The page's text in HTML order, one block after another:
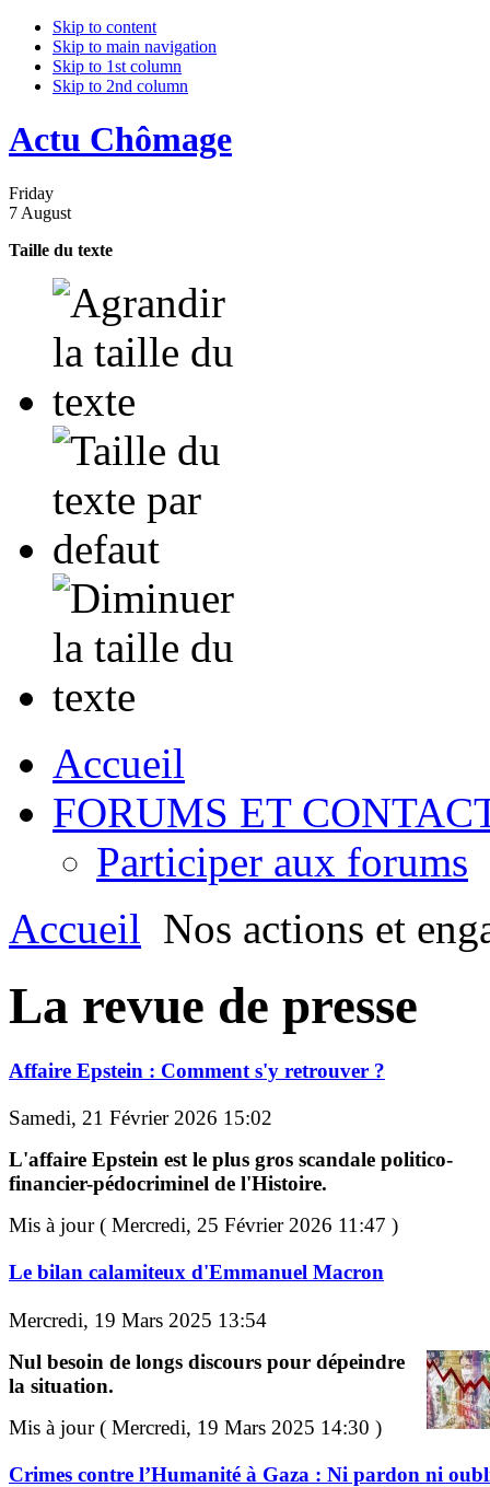
Skip to content
Skip to main navigation
Skip to 1st column
Skip to 2nd column
Actu Chômage
Friday
7 August
Taille du texte
Accueil
FORUMS ET
Participer aux forums
Accueil Nos actions et
La revue de presse
Affaire Epstein : Comment s'y retrouver ?
Samedi, 21 Février 2026 15:02
L'affaire Epstein est le plus gros scandale politico-
financier-pédocriminel de l'Histoire.
Mis à jour ( Mercredi, 25 Février 2026 11:47 )
Le bilan calamiteux d'Emmanuel Macron
Mercredi, 19 Mars 2025 13:54
Nul besoin de longs discours pour dépeindre
la situation.
Mis à jour ( Mercredi, 19 Mars 2025 14:30 )
Crimes contre l’Humanité à Gaza : Ni pardon ni